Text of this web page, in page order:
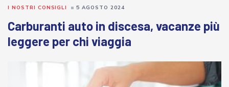
Carburanti auto in discesa, vacanze più
leggere per chi viaggia
I NOSTRI CONSIGLI 5 AGOSTO 2024